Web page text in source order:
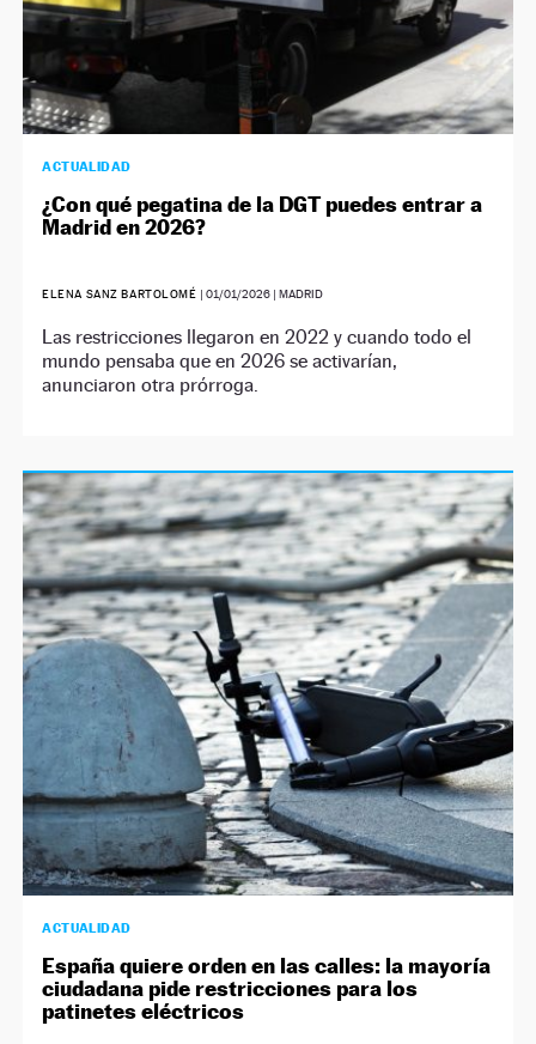
ACTUALIDAD
¿Con qué pegatina de la DGT puedes entrar a
Madrid en 2026?
ELENA SANZ BARTOLOMÉ | 01/01/2026| MADRID
Las restricciones llegaron en 2022 y cuando todo el
mundo pensaba que en 2026 se activarían,
anunciaron otra prórroga.
ACTUALIDAD
España quiere orden en las calles: la mayoría
ciudadana pide restricciones para los
patinetes eléctricos